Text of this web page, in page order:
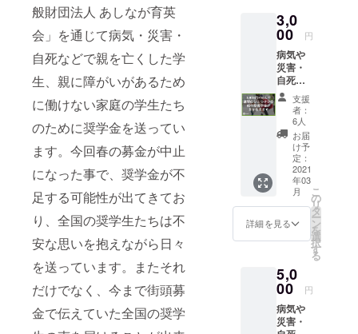
般財団法人 あしなが育英
会」を通じて病気・災害・
自死などで親を亡くした学
生、親に障がいがあるため
に働けない家庭の学生たち
のために奨学金を送ってい
ます。今回春の募金が中止
になった事で、奨学金が不
足する可能性が出てきてお
り、全国の奨学生たちは不
安な思いを抱えながら日々
を送っています。またそれ
だけでなく、今まで街頭募
金で伝えていた全国の奨学
リア・東海
西ブロック
で国際関係
を中心に活
3,0
00 円
病気や
災害・
自死で
親を亡
くした
り、親
に障が
いがあ
る家庭
の子ど
もたち
の奨学
金とし
て大切
に使用
させて
きま
す。 ●
年間活
動報告
書と受
支援
者：
6人
お届
け予
定：
2021
年03
月
詳細を見る
こ
の
リ
タ
ー
ン
を
選
択
す
る
5,0
00 円
病気や
災害・